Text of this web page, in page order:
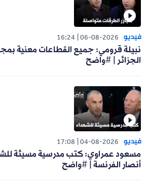
فيديو 06-08-2026
16:24
نبيلة قرومي: جميع القطاعات معنية
الجزائر | #واضح
فيديو 04-08-2026
17:08
مسعود عمراوي: كتب مدرسية مسيئة
أنصار الفرنسة | #واضح